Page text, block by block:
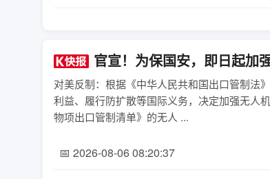
官宣！为保国安，即日起加
对美反制：根据《中华人民共和国出口管制法
利益、履行防扩散等国际义务，决定加强无人
物项出口管制清单》的无人 ...
📅 2026-08-06 08:20:37